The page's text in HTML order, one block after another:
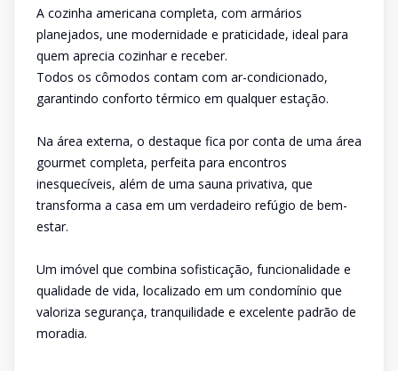
A cozinha americana completa, com armários
planejados, une modernidade e praticidade, ideal para
quem aprecia cozinhar e receber.
Todos os cômodos contam com ar-condicionado,
garantindo conforto térmico em qualquer estação.
Na área externa, o destaque fica por conta de uma área
gourmet completa, perfeita para encontros
inesquecíveis, além de uma sauna privativa, que
transforma a casa em um verdadeiro refúgio de bem-
estar.
Um imóvel que combina sofisticação, funcionalidade e
qualidade de vida, localizado em um condomínio que
valoriza segurança, tranquilidade e excelente padrão de
moradia.